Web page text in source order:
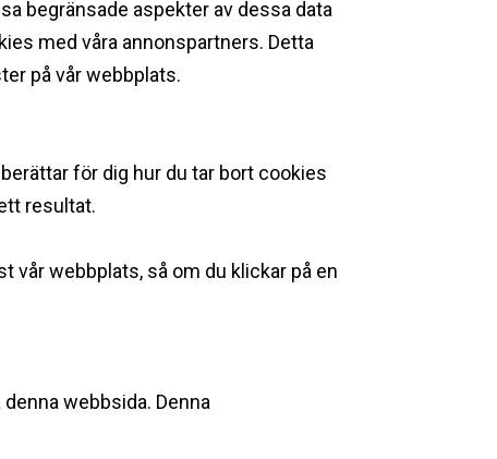
begränsade aspekter av dessa data
med våra annonspartners. Detta
på vår webbplats.
för dig hur du tar bort cookies
resultat.
vår webbplats, så om du klickar på en
webbsida. Denna